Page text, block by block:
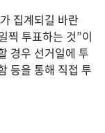
집계되길 바란
찍 투표하는 것”이
경우 선거일에 투
등을 통해 직접 투